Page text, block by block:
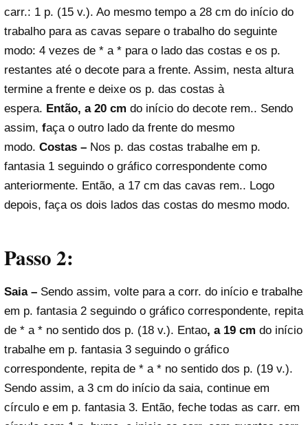
carr.: 1 p. (15 v.). Ao mesmo tempo a 28 cm do início do
trabalho para as cavas separe o trabalho do seguinte
modo: 4 vezes de * a * para o lado das costas e os p.
restantes até o decote para a frente. Assim, nesta altura
termine a frente e deixe os p. das costas à
espera. Então, a 20 cm do início do decote rem.. Sendo
assim, faça o outro lado da frente do mesmo
modo. Costas – Nos p. das costas trabalhe em p.
fantasia 1 seguindo o gráfico correspondente como
anteriormente. Então, a 17 cm das cavas rem.. Logo
depois, faça os dois lados das costas do mesmo modo.
Passo 2:
Saia – Sendo assim, volte para a corr. do início e trabalhe
em p. fantasia 2 seguindo o gráfico correspondente, repita
de * a * no sentido dos p. (18 v.). Entao, a 19 cm do início
trabalhe em p. fantasia 3 seguindo o gráfico
correspondente, repita de * a * no sentido dos p. (19 v.).
Sendo assim, a 3 cm do início da saia, continue em
círculo e em p. fantasia 3. Então, feche todas as carr. em